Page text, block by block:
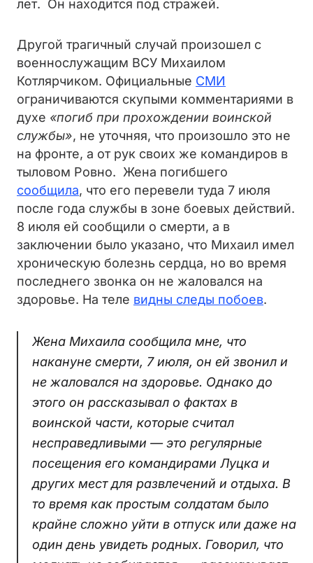
лет. Он находится под стражей.
Другой трагичный случай произошел с
военнослужащим ВСУ Михаилом
Котлярчиком. Официальные СМИ
ограничиваются скупыми комментариями в
духе «погиб при прохождении воинской
службы», не уточняя, что произошло это не
на фронте, а от рук своих же командиров в
тыловом Ровно. Жена погибшего
сообщила, что его перевели туда 7 июля
после года службы в зоне боевых действий.
8 июля ей сообщили о смерти, а в
заключении было указано, что Михаил имел
хроническую болезнь сердца, но во время
последнего звонка он не жаловался на
здоровье. На теле видны следы побоев.
Жена Михаила сообщила мне, что
накануне смерти, 7 июля, он ей звонил и
не жаловался на здоровье. Однако до
этого он рассказывал о фактах в
воинской части, которые считал
несправедливыми — это регулярные
посещения его командирами Луцка и
других мест для развлечений и отдыха. В
то время как простым солдатам было
крайне сложно уйти в отпуск или даже на
один день увидеть родных. Говорил, что